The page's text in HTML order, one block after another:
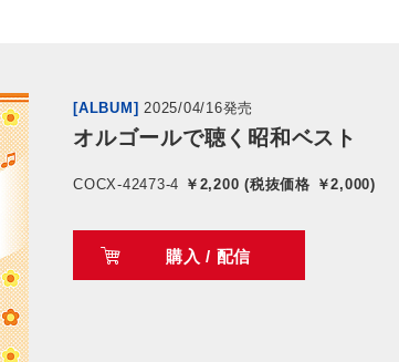
[ALBUM] 2025/04/16発売
オルゴールで聴く昭和ベスト
COCX-42473-4 ￥2,200 (税抜価格 ￥2,000)
購入 / 配信